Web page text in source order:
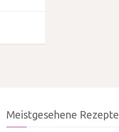
Meistgesehene Rezepte